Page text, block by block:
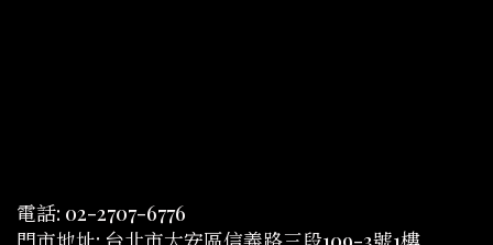
電話: 02-2707-6776